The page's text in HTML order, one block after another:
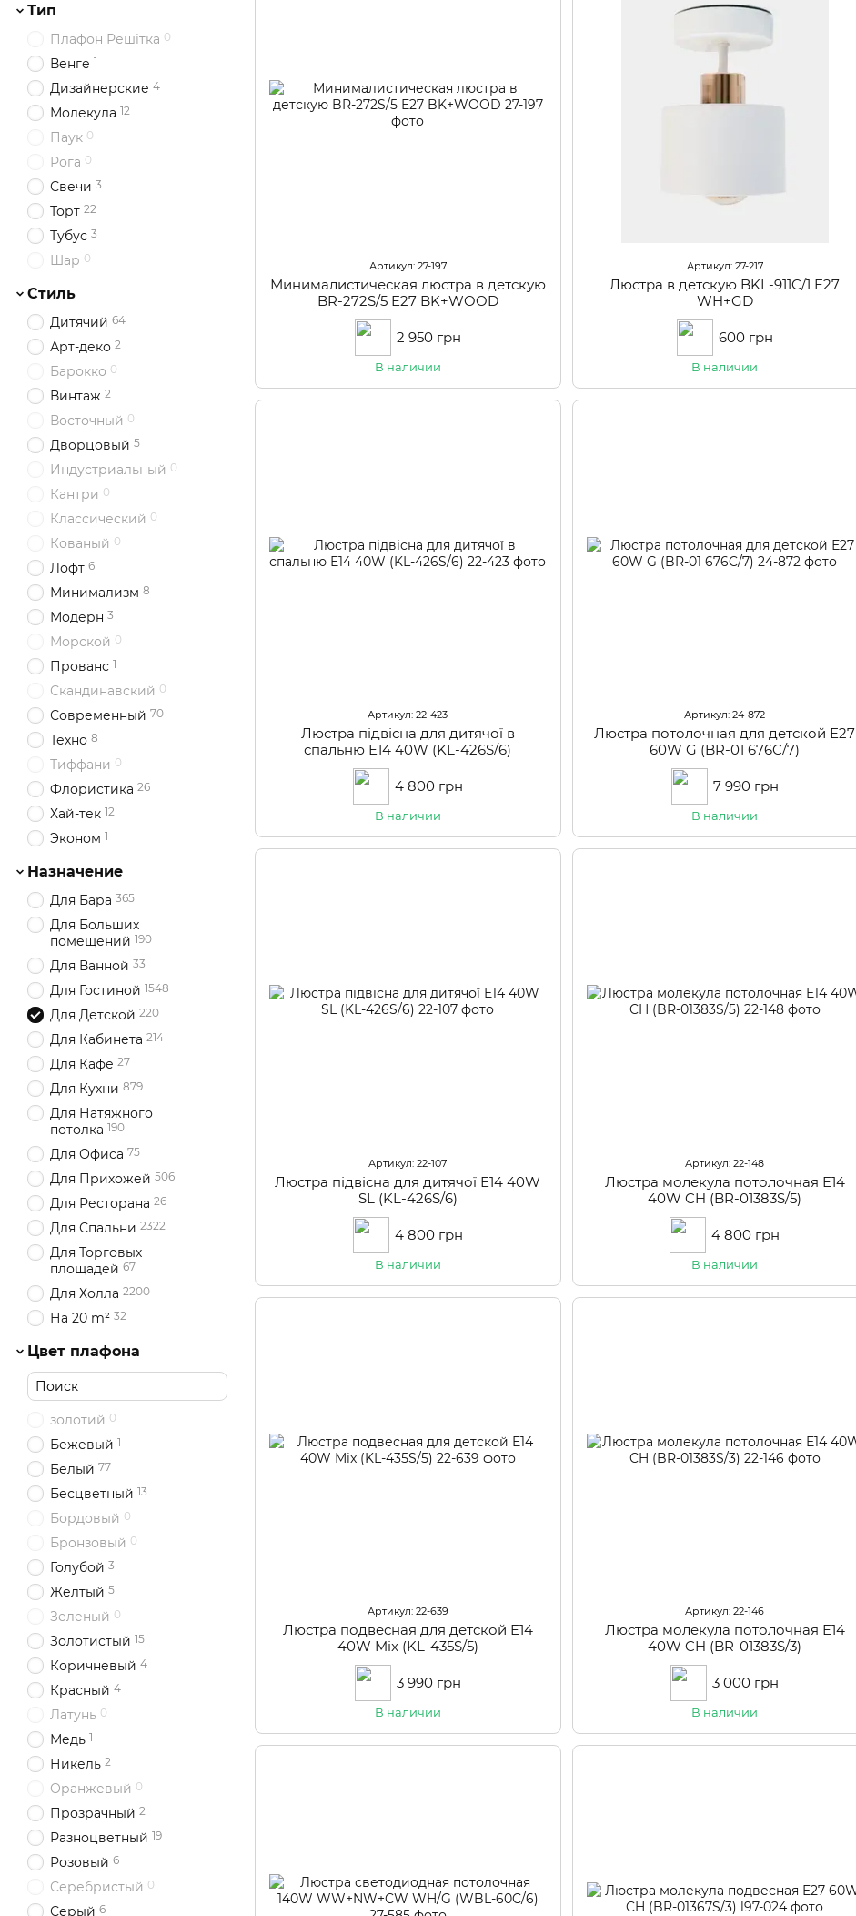
Артикул: 27-197
Минималистическая люстра в детскую
BR-272S/5 E27 BK+WOOD
2 950 грн
В наличии
Артикул: 27-217
Люстра в детскую BKL-911C/1 E27
WH+GD
600 грн
В наличии
Артикул: 22-423
Люстра підвісна для дитячої в
спальню E14 40W (KL-426S/6)
4 800 грн
В наличии
Артикул: 24-872
Люстра потолочная для детской Е27
60W G (BR-01 676C/7)
7 990 грн
В наличии
Артикул: 22-107
Люстра підвісна для дитячої E14 40W
SL (KL-426S/6)
4 800 грн
В наличии
Артикул: 22-148
Люстра молекула потолочная E14
40W CH (BR-01383S/5)
4 800 грн
В наличии
Артикул: 22-639
Люстра подвесная для детской E14
40W Mix (KL-435S/5)
3 990 грн
В наличии
Артикул: 22-146
Люстра молекула потолочная E14
40W CH (BR-01383S/3)
3 000 грн
В наличии
Тип
Плафон Решітка 0
Венге 1
Дизайнерские 4
Молекула 12
Паук 0
Рога 0
Свечи 3
Торт 22
Тубус 3
Шар 0
Стиль
Дитячий 64
Арт-деко 2
Барокко 0
Винтаж 2
Восточный 0
Дворцовый 5
Индустриальный 0
Кантри 0
Классический 0
Кованый 0
Лофт 6
Минимализм 8
Модерн 3
Морской 0
Прованс 1
Скандинавский 0
Современный 70
Техно 8
Тиффани 0
Флористика 26
Хай-тек 12
Эконом 1
Назначение
Для Бара 365
Для Больших
помещений 190
Для Ванной 33
Для Гостиной 1548
Для Детской 220
Для Кабинета 214
Для Кафе 27
Для Кухни 879
Для Натяжного
потолка 190
Для Офиса 75
Для Прихожей 506
Для Ресторана 26
Для Спальни 2322
Для Торговых
площадей 67
Для Холла 2200
На 20 m² 32
Цвет плафона
золотий 0
Бежевый 1
Белый 77
Бесцветный 13
Бордовый 0
Бронзовый 0
Голубой 3
Желтый 5
Зеленый 0
Золотистый 15
Коричневый 4
Красный 4
Латунь 0
Медь 1
Никель 2
Оранжевый 0
Прозрачный 2
Разноцветный 19
Розовый 6
Серебристый 0
Серый 6